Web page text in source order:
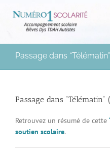
contenu
Rechercher:
Passage dans
Passage dans “Télématin”
Retrouvez un résumé de cette
soutien scolaire.